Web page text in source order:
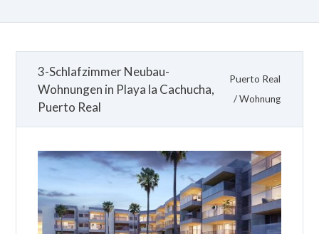
3-Schlafzimmer Neubau-
Wohnungen in Playa la Cachucha,
Puerto Real
Puerto Real
/Wohnung